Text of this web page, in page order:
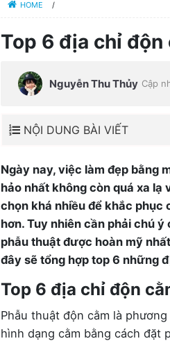
HOME /
Top 6 địa chỉ độn
Nguyễn Thu Thủy Cập
NỘI DUNG BÀI VIẾT
Ngày nay, việc làm đẹp bằng
hảo nhất không còn quá xa lạ
chọn khá nhiều để khắc phục
hơn. Tuy nhiên cần phải chú
phẫu thuật được hoàn mỹ
đây sẽ tổng hợp top 6 những
Top 6 địa chỉ độn
Phẫu thuật độn cằm là
hình dạng cằm bằng cách đặt